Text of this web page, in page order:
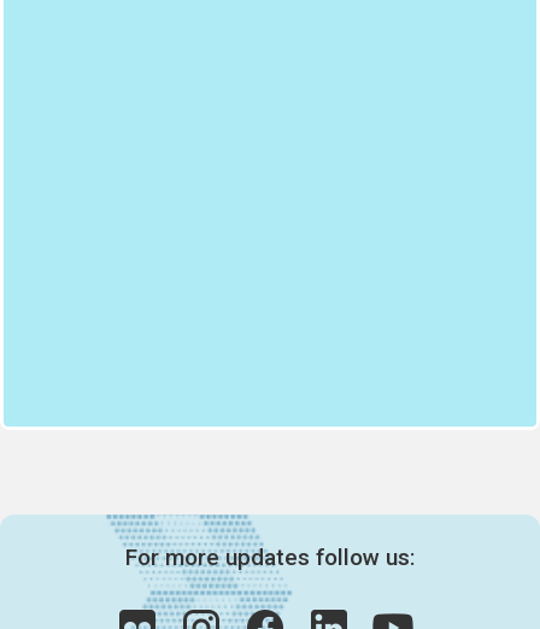
For more updates follow us: